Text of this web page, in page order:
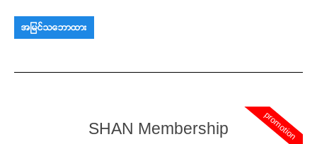
အမြင်သဘောထား
promotion
SHAN Membership